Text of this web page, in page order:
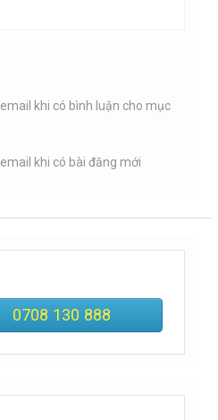
khi có bình luận cho mục
khi có bài đăng mới
0708 130 888